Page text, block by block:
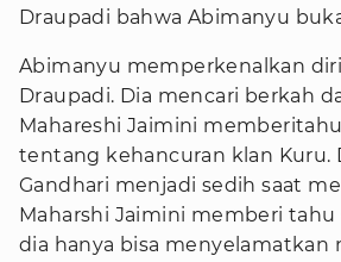
Draupadi bahwa Abimanyu
Abimanyu memperkenalkan
Draupadi. Dia mencari berkah
Mahareshi Jaimini
tentang kehancuran klan Kuru.
Gandhari menjadi sedih saat
Maharshi Jaimini memberi tahu
dia hanya bisa menyelamatkan